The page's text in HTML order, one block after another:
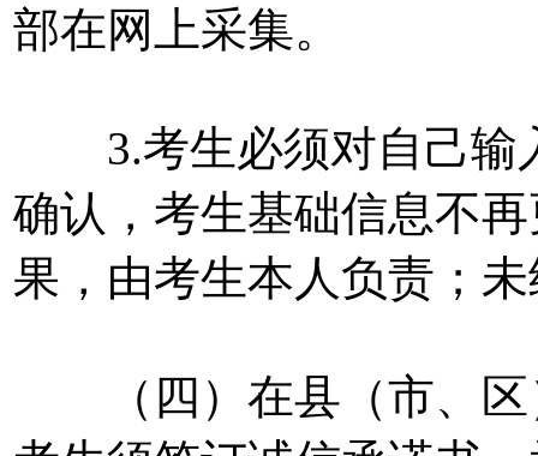
部在网上采集。
3.考生必须对自己输
确认，考生基础信息不
果，由考生本人负责；
（四）在县（市、区